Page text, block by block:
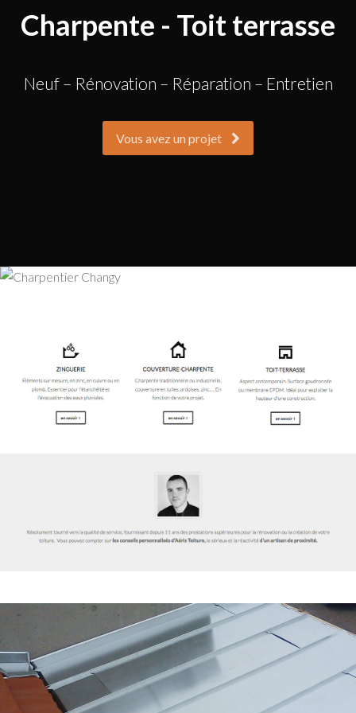
Charpente - Toit terrasse
Neuf – Rénovation – Réparation – Entretien
Vous avez un projet